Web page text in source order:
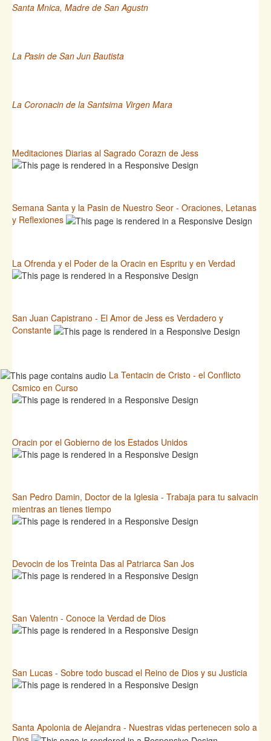
Santa Mnica, Madre de San Agustn
La Pasin de San Jun Bautista
La Coronacin de la Santsima Virgen Mara
Meditaciones Diarias al Sagrado Corazn de Jess
Semana Santa y la Pasin de Nuestro Seor - Oraciones, Letanas
y Reflexiones
La Ofrenda y el Poder de la Oracin en Espritu y en Verdad
San Juan Capistrano - El Amor de Jess es Verdadero y
Constante
La Tentacin de Cristo - el Conflicto
Csmico en Curso
Oracin por el Gobierno de los Estados Unidos
San Pedro Damin, Doctor de la Iglesia - Trabaja para tu salvacin
mientras an tienes tiempo
Devocin de los Treinta Das al Patriarca San Jos
San Valentn - Conoce la Verdad de Dios
San Lucas - Sobre todo buscad el Reino de Dios y su Justicia
Santa Apolonia de Alejandra - Nuestras vidas pertenecen solo a